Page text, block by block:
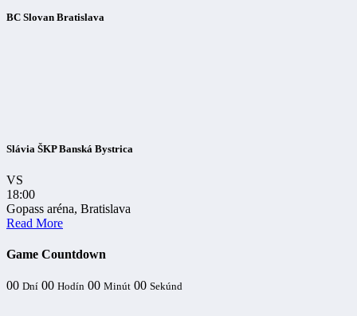
BC Slovan Bratislava
Slávia ŠKP Banská Bystrica
VS
18:00
Gopass aréna, Bratislava
Read More
Game Countdown
00 Dní 00 Hodín 00 Minút 00 Sekúnd